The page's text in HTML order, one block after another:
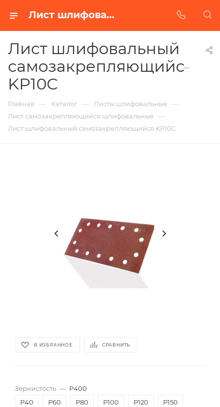
Лист шлифовальный самозакрепляющийся KP10C в Белгороде | Купить по недорогой цене от Абразивного Завода
Лист шлифовальный
самозакрепляющийся
KP10C
Главная — Каталог — Листы шлифовальные —
Лист самозакрепляющийся шлифовальные —
Лист шлифовальный самозакрепляющийся KP10C
В ИЗБРАННОЕ СРАВНИТЬ
Зернистость — P400
P40
P60 P80 P100 P120 P150